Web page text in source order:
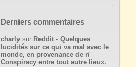
Derniers commentaires
charly sur Reddit - Quelques
lucidités sur ce qui va mal avec le
monde, en provenance de r/
Conspiracy entre tout autre lieux.